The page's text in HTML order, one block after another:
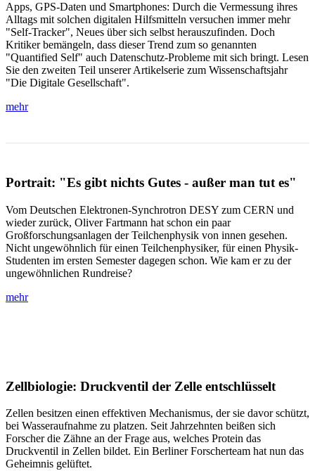
Apps, GPS-Daten und Smartphones: Durch die Vermessung ihres
Alltags mit solchen digitalen Hilfsmitteln versuchen immer mehr
"Self-Tracker", Neues über sich selbst herauszufinden. Doch
Kritiker bemängeln, dass dieser Trend zum so genannten
"Quantified Self" auch Datenschutz-Probleme mit sich bringt. Lesen
Sie den zweiten Teil unserer Artikelserie zum Wissenschaftsjahr
"Die Digitale Gesellschaft".
mehr
Portrait: "Es gibt nichts Gutes - außer man tut es"
Vom Deutschen Elektronen-Synchrotron DESY zum CERN und
wieder zurück, Oliver Fartmann hat schon ein paar
Großforschungsanlagen der Teilchenphysik von innen gesehen.
Nicht ungewöhnlich für einen Teilchenphysiker, für einen Physik-
Studenten im ersten Semester dagegen schon. Wie kam er zu der
ungewöhnlichen Rundreise?
mehr
Zellbiologie: Druckventil der Zelle entschlüsselt
Zellen besitzen einen effektiven Mechanismus, der sie davor schützt,
bei Wasseraufnahme zu platzen. Seit Jahrzehnten beißen sich
Forscher die Zähne an der Frage aus, welches Protein das
Druckventil in Zellen bildet. Ein Berliner Forscherteam hat nun das
Geheimnis gelüftet.